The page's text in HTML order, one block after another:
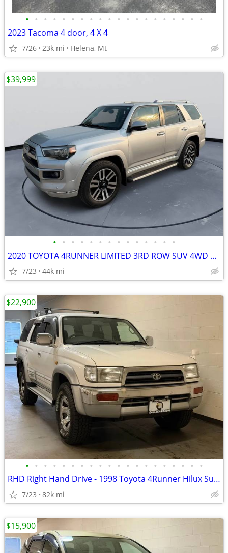
• • • • • • • • • • • • • • • • • • • •
2023 Tacoma 4 door, 4 X 4
7/26 23k mi Helena, Mt
• • • • • • • • • • • • • •
2020 TOYOTA 4RUNNER LIMITED 3RD ROW SUV 4WD 4.0 V6 #520100
7/23 44k mi
$39,999
• • • • • • • • • • • • • • • • • • • •
RHD Right Hand Drive - 1998 Toyota 4Runner Hilux Surf - EagleCars.com
7/23 82k mi
$22,900
$15,900